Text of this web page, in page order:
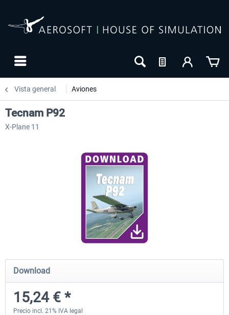
Vista general Aviones
Diamond DA-62
38,59 € *
Tecnam P92
X-Plane 11
Download
15,24 € *
Precio incl. 21% IVA legal